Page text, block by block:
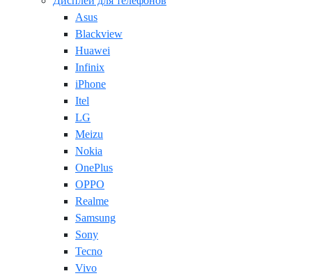
Asus
Blackview
Huawei
Infinix
iPhone
Itel
LG
Meizu
Nokia
OnePlus
OPPO
Realme
Samsung
Sony
Tecno
Vivo